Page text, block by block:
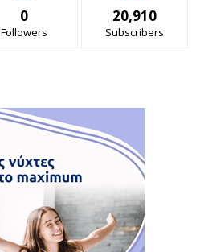
0
Followers
20,910
Subscribers